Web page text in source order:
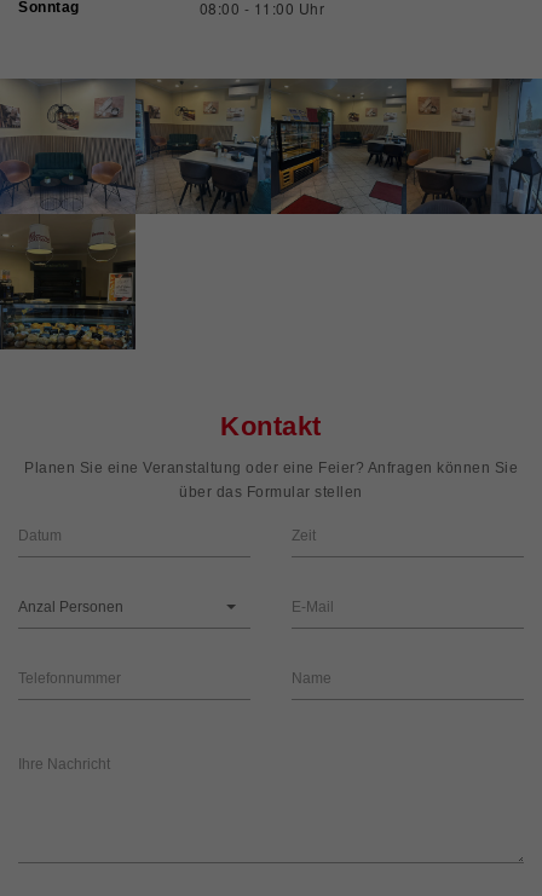
Sonntag 08:00 - 11:00 Uhr
Kontakt
Planen Sie eine Veranstaltung oder eine Feier? Anfragen können Sie
über das Formular stellen
Anzal Personen